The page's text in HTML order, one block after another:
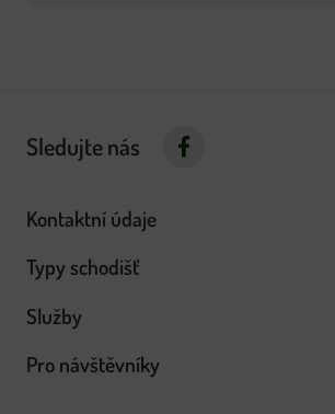
Sledujte nás
Kontaktní údaje
Typy schodišť
Služby
Pro návštěvníky